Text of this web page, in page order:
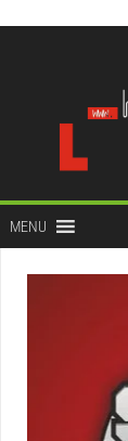
treści
MENU